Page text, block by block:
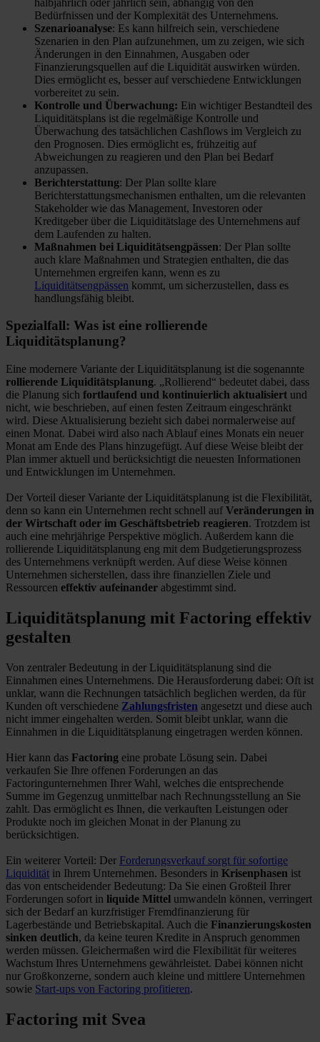
Bedürfnissen und der Komplexität des Unternehmens.
Szenarioanalyse: Es kann hilfreich sein, verschiedene
Szenarien in den Plan aufzunehmen, um zu zeigen, wie sich
Änderungen in den Einnahmen, Ausgaben oder
Finanzierungsquellen auf die Liquidität auswirken würden.
Dies ermöglicht es, besser auf verschiedene Entwicklungen
vorbereitet zu sein.
Kontrolle und Überwachung: Ein wichtiger Bestandteil des
Liquiditätsplans ist die regelmäßige Kontrolle und
Überwachung des tatsächlichen Cashflows im Vergleich zu
den Prognosen. Dies ermöglicht es, frühzeitig auf
Abweichungen zu reagieren und den Plan bei Bedarf
anzupassen.
Berichterstattung: Der Plan sollte klare
Berichterstattungsmechanismen enthalten, um die relevanten
Stakeholder wie das Management, Investoren oder
Kreditgeber über die Liquiditätslage des Unternehmens auf
dem Laufenden zu halten.
Maßnahmen bei Liquiditätsengpässen: Der Plan sollte
auch klare Maßnahmen und Strategien enthalten, die das
Unternehmen ergreifen kann, wenn es zu
Liquiditätsengpässen kommt, um sicherzustellen, dass es
handlungsfähig bleibt.
Spezialfall: Was ist eine rollierende
Liquiditätsplanung?
Eine modernere Variante der Liquiditätsplanung ist die sogenannte
rollierende Liquiditätsplanung. „Rollierend“ bedeutet dabei, dass
die Planung sich fortlaufend und kontinuierlich aktualisiert und
nicht, wie beschrieben, auf einen festen Zeitraum eingeschränkt
wird. Diese Aktualisierung bezieht sich dabei normalerweise auf
einen Monat. Dabei wird also nach Ablauf eines Monats ein neuer
Monat am Ende des Plans hinzugefügt. Auf diese Weise bleibt der
Plan immer aktuell und berücksichtigt die neuesten Informationen
und Entwicklungen im Unternehmen.
Der Vorteil dieser Variante der Liquiditätsplanung ist die Flexibilität,
denn so kann ein Unternehmen recht schnell auf Veränderungen in
der Wirtschaft oder im Geschäftsbetrieb reagieren. Trotzdem ist
auch eine mehrjährige Perspektive möglich. Außerdem kann die
rollierende Liquiditätsplanung eng mit dem Budgetierungsprozess
des Unternehmens verknüpft werden. Auf diese Weise können
Unternehmen sicherstellen, dass ihre finanziellen Ziele und
Ressourcen effektiv aufeinander abgestimmt sind.
Liquiditätsplanung mit Factoring effektiv
gestalten
Von zentraler Bedeutung in der Liquiditätsplanung sind die
Einnahmen eines Unternehmens. Die Herausforderung dabei: Oft ist
unklar, wann die Rechnungen tatsächlich beglichen werden, da für
Kunden oft verschiedene Zahlungsfristen angesetzt und diese auch
nicht immer eingehalten werden. Somit bleibt unklar, wann die
Einnahmen in die Liquiditätsplanung eingetragen werden können.
Hier kann das Factoring eine probate Lösung sein. Dabei
verkaufen Sie Ihre offenen Forderungen an das
Factoringunternehmen Ihrer Wahl, welches die entsprechende
Summe im Gegenzug unmittelbar nach Rechnungsstellung an Sie
zahlt. Das ermöglicht es Ihnen, die verkauften Leistungen oder
Produkte noch im gleichen Monat in der Planung zu
berücksichtigen.
Ein weiterer Vorteil: Der Forderungsverkauf sorgt für sofortige
Liquidität in Ihrem Unternehmen. Besonders in Krisenphasen ist
das von entscheidender Bedeutung: Da Sie einen Großteil Ihrer
Forderungen sofort in liquide Mittel umwandeln können, verringert
sich der Bedarf an kurzfristiger Fremdfinanzierung für
Lagerbestände und Betriebskapital. Auch die Finanzierungskosten
sinken deutlich, da keine teuren Kredite in Anspruch genommen
werden müssen. Gleichermaßen wird die Flexibilität für weiteres
Wachstum Ihres Unternehmens gewährleistet. Dabei können nicht
nur Großkonzerne, sondern auch kleine und mittlere Unternehmen
sowie Start-ups von Factoring profitieren.
Factoring mit Svea